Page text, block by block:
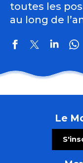
toutes les
au long de
Participez à l'Eté
Concours
Le